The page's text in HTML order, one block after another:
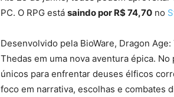
PC. O RPG está saindo por R$ 74,70 no
Desenvolvido pela BioWare, Dragon
Thedas em uma nova aventura épica.
únicos para enfrentar deuses élficos
foco em narrativa, escolhas e combates